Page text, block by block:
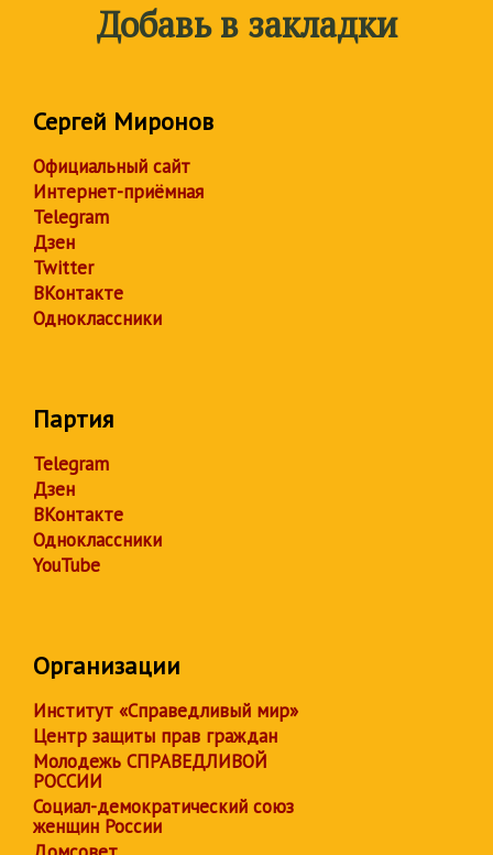
Добавь в закладки
Сергей Миронов
Официальный сайт
Интернет-приёмная
Telegram
Дзен
Twitter
ВКонтакте
Одноклассники
Партия
Telegram
Дзен
ВКонтакте
Одноклассники
YouTube
Организации
Институт «Справедливый мир»
Центр защиты прав граждан
Молодежь СПРАВЕДЛИВОЙ
РОССИИ
Социал-демократический союз
женщин России